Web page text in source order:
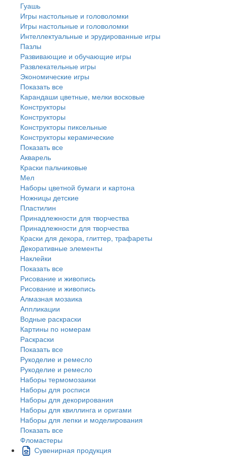
Гуашь
Игры настольные и головоломки
Игры настольные и головоломки
Интеллектуальные и эрудированные игры
Пазлы
Развивающие и обучающие игры
Развлекательные игры
Экономические игры
Показать все
Карандаши цветные, мелки восковые
Конструкторы
Конструкторы
Конструкторы пиксельные
Конструкторы керамические
Показать все
Акварель
Краски пальчиковые
Мел
Наборы цветной бумаги и картона
Ножницы детские
Пластилин
Принадлежности для творчества
Принадлежности для творчества
Краски для декора, глиттер, трафареты
Декоративные элементы
Наклейки
Показать все
Рисование и живопись
Рисование и живопись
Алмазная мозаика
Аппликации
Водные раскраски
Картины по номерам
Раскраски
Показать все
Рукоделие и ремесло
Рукоделие и ремесло
Наборы термомозаики
Наборы для росписи
Наборы для декорирования
Наборы для квиллинга и оригами
Наборы для лепки и моделирования
Показать все
Фломастеры
Сувенирная продукция